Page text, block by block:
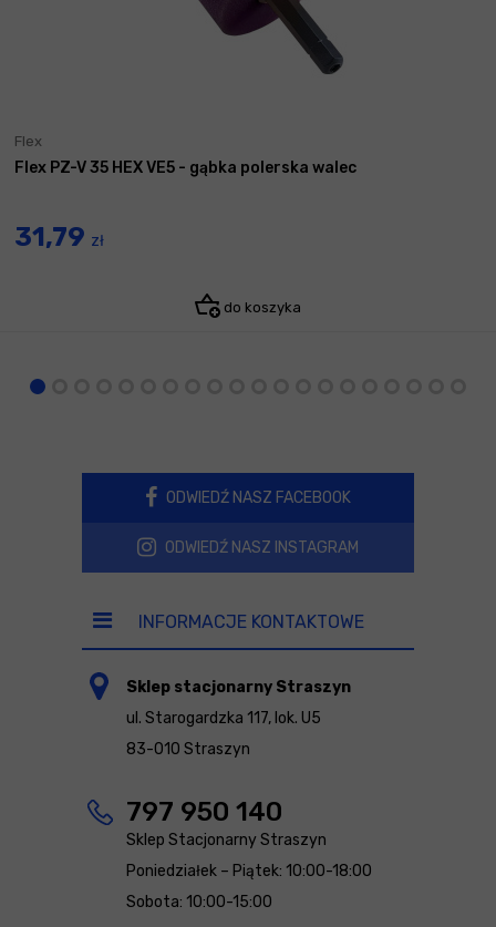
Flex
Flex PZ-V 35 HEX VE5 - gąbka polerska walec
31,79 zł
do koszyka
ODWIEDŹ NASZ FACEBOOK
ODWIEDŹ NASZ INSTAGRAM
INFORMACJE KONTAKTOWE
Sklep stacjonarny Straszyn
ul. Starogardzka 117, lok. U5
83-010 Straszyn
797 950 140
Sklep Stacjonarny Straszyn
Poniedziałek – Piątek: 10:00-18:00
Sobota: 10:00-15:00